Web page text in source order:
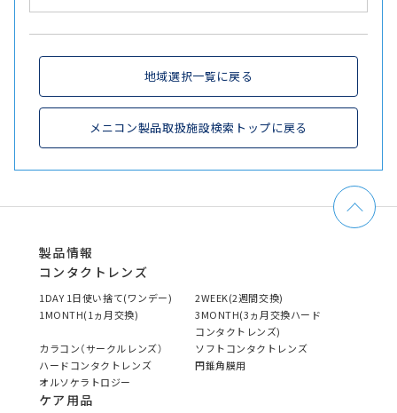
地域選択一覧に戻る
メニコン製品取扱施設検索トップに戻る
製品情報
コンタクトレンズ
1DAY 1日使い捨て(ワンデー)
2WEEK(2週間交換)
1MONTH(1ヵ月交換)
3MONTH(3ヵ月交換ハード
コンタクトレンズ)
カラコン（サークルレンズ）
ソフトコンタクトレンズ
ハードコンタクトレンズ
円錐角膜用
オルソケラトロジー
ケア用品